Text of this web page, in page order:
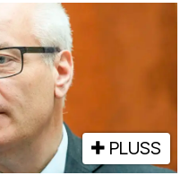
PLUSS